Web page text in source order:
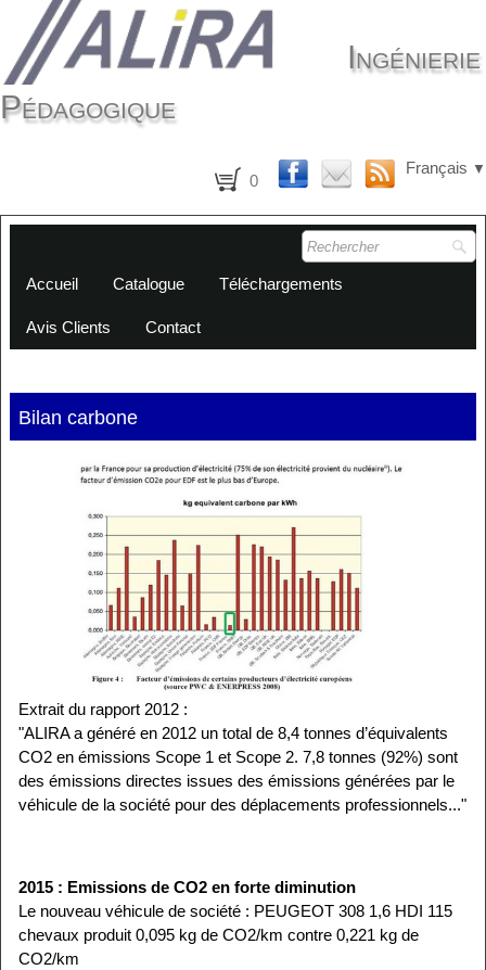
Ingénierie
Pédagogique
0
Français ▼
Accueil Catalogue Téléchargements
Avis Clients Contact
Bilan carbone
Extrait du rapport 2012 :
"ALIRA a généré en 2012 un total de 8,4 tonnes d’équivalents
CO2 en émissions Scope 1 et Scope 2. 7,8 tonnes (92%) sont
des émissions directes issues des émissions générées par le
véhicule de la société pour des déplacements professionnels..."
2015 : Emissions de CO2 en forte diminution
Le nouveau véhicule de société : PEUGEOT 308 1,6 HDI 115
chevaux produit 0,095 kg de CO2/km contre 0,221 kg de
CO2/km